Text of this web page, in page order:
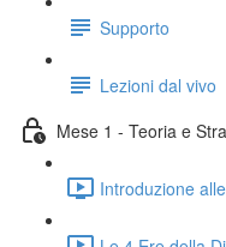
Supporto
Lezioni dal vivo
Mese 1 - Teoria e
Introduzione